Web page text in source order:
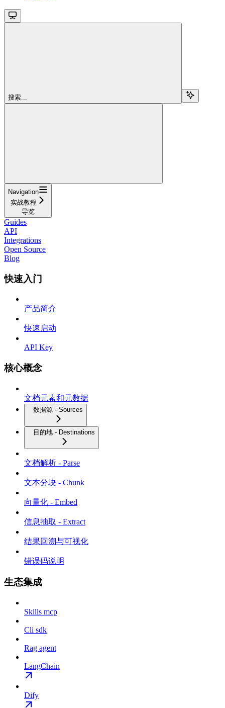
搜索...
Navigation
实战教程
导览
Guides
API
Integrations
Open Source
Blog
快速入门
产品简介
快速启动
API Key
核心概念
文档元素和元数据
数据源 - Sources
目的地 - Destinations
文档解析 - Parse
文本分块 - Chunk
向量化 - Embed
信息抽取 - Extract
结果回溯与可视化
错误码说明
生态集成
Skills mcp
Cli sdk
Rag agent
LangChain
Dify